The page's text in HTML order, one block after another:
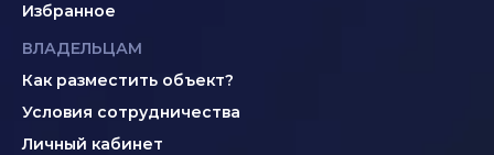
Избранное
ВЛАДЕЛЬЦАМ
Как разместить объект?
Условия сотрудничества
Личный кабинет